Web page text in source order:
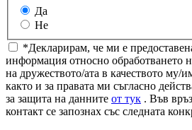
Да
Не
*Декларирам, че ми е
информация относно обработването
на дружеството/ата в качеството му/
както и за правата ми съгласно
за защита на данните от тук . Във
контакт се запознах със следната